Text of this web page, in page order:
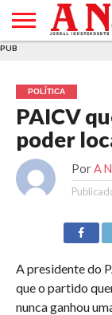
E DE
COOKIES
DE
UTILIZAÇÃO
PUB
POLÍTICA
PAICV
poder
Por A
A presidente do
que o partido
nunca ganhou